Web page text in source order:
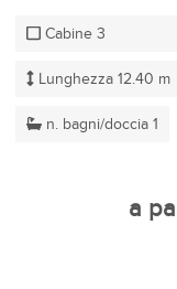
Cabine 3
Lunghezza 12.40 m
n. bagni/doccia 1
a